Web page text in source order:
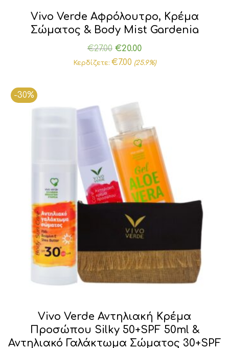
Vivo Verde Αφρόλουτρο, Κρέμα
Σώματος & Body Mist Gardenia
€27.00 Original
price
€20.00Η
τρέχουσα
Κερδίζετε: €7.00 (25.9%)
-30%
Vivo Verde Αντηλιακή Κρέμα
Προσώπου Silky 50+SPF 50ml &
Αντηλιακό Γαλάκτωμα Σώματος 30+SPF